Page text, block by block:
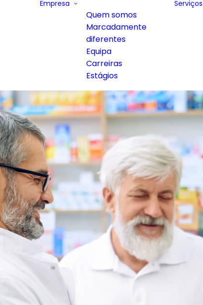
Empresa
Quem somos
Marcadamente
diferentes
Equipa
Carreiras
Estágios
Serviços